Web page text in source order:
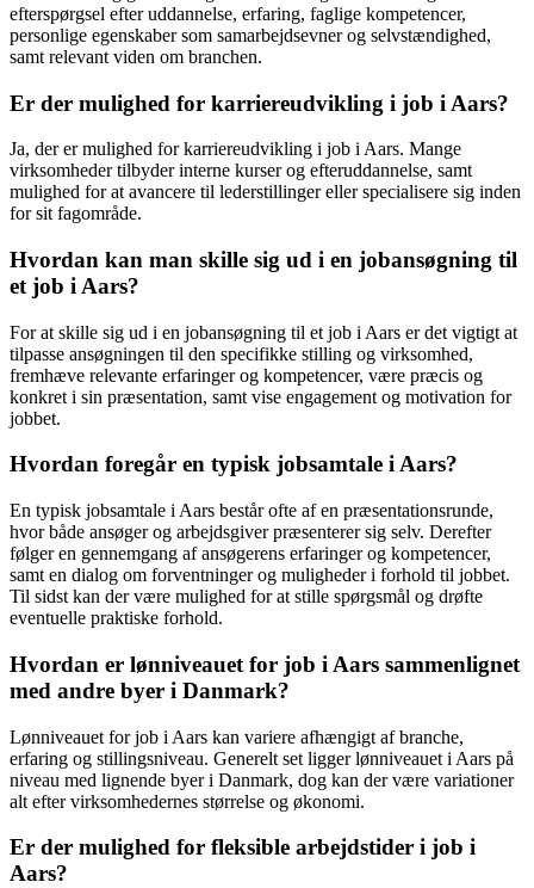
efterspørgsel efter uddannelse, erfaring, faglige kompetencer,
personlige egenskaber som samarbejdsevner og selvstændighed,
samt relevant viden om branchen.
Er der mulighed for karriereudvikling i job i Aars?
Ja, der er mulighed for karriereudvikling i job i Aars. Mange
virksomheder tilbyder interne kurser og efteruddannelse, samt
mulighed for at avancere til lederstillinger eller specialisere sig inden
for sit fagområde.
Hvordan kan man skille sig ud i en jobansøgning til
et job i Aars?
For at skille sig ud i en jobansøgning til et job i Aars er det vigtigt at
tilpasse ansøgningen til den specifikke stilling og virksomhed,
fremhæve relevante erfaringer og kompetencer, være præcis og
konkret i sin præsentation, samt vise engagement og motivation for
jobbet.
Hvordan foregår en typisk jobsamtale i Aars?
En typisk jobsamtale i Aars består ofte af en præsentationsrunde,
hvor både ansøger og arbejdsgiver præsenterer sig selv. Derefter
følger en gennemgang af ansøgerens erfaringer og kompetencer,
samt en dialog om forventninger og muligheder i forhold til jobbet.
Til sidst kan der være mulighed for at stille spørgsmål og drøfte
eventuelle praktiske forhold.
Hvordan er lønniveauet for job i Aars sammenlignet
med andre byer i Danmark?
Lønniveauet for job i Aars kan variere afhængigt af branche,
erfaring og stillingsniveau. Generelt set ligger lønniveauet i Aars på
niveau med lignende byer i Danmark, dog kan der være variationer
alt efter virksomhedernes størrelse og økonomi.
Er der mulighed for fleksible arbejdstider i job i
Aars?